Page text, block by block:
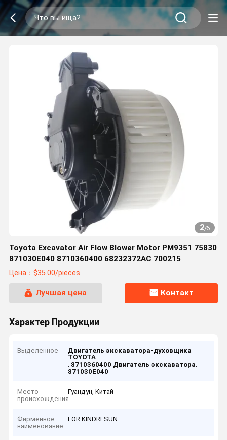
2/6
Toyota Excavator Air Flow Blower Motor PM9351 75830
871030E040 8710360400 68232372AC 700215
Цена：$35.00/pieces
Лучшая цена Контакт
Характер Продукции
Выделенное
Двигатель экскаватора-духовщика
TOYOTA
, 8710360400 Двигатель экскаватора,
871030E040
Место
происхождения
Гуандун, Китай
Фирменное
наименование
FOR KINDRESUN